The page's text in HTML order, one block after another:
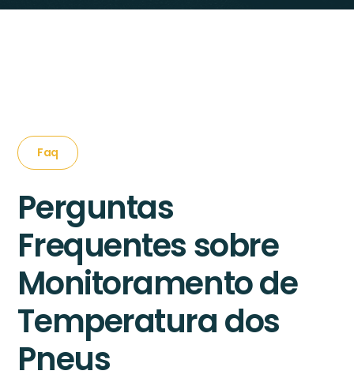
Faq
Perguntas
Frequentes sobre
Monitoramento de
Temperatura dos
Pneus